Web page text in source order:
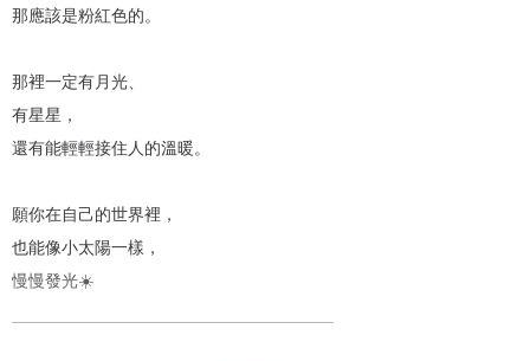
那應該是粉紅色的。
那裡一定有月光、
有星星，
還有能輕輕接住人的溫暖。
願你在自己的世界裡，
也能像小太陽一樣，
慢慢發光☀️